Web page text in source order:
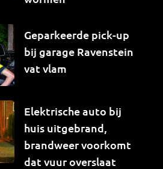
Geparkeerde pick-up
bij garage Ravenstein
vat vlam
Elektrische auto bij
huis uitgebrand,
brandweer voorkomt
dat vuur overslaat